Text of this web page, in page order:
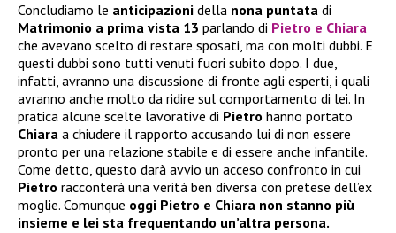
Concludiamo le anticipazioni della nona puntata di
Matrimonio a prima vista 13 parlando di Pietro e Chiara
che avevano scelto di restare sposati, ma con molti dubbi. E
questi dubbi sono tutti venuti fuori subito dopo. I due,
infatti, avranno una discussione di fronte agli esperti, i quali
avranno anche molto da ridire sul comportamento di lei. In
pratica alcune scelte lavorative di Pietro hanno portato
Chiara a chiudere il rapporto accusando lui di non essere
pronto per una relazione stabile e di essere anche infantile.
Come detto, questo darà avvio un acceso confronto in cui
Pietro racconterà una verità ben diversa con pretese dell’ex
moglie. Comunque oggi Pietro e Chiara non stanno più
insieme e lei sta frequentando un’altra persona.